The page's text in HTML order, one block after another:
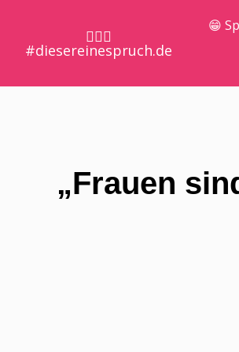
🤷🏼‍♀️
#diesereinespruch.de
😁
„Frauen